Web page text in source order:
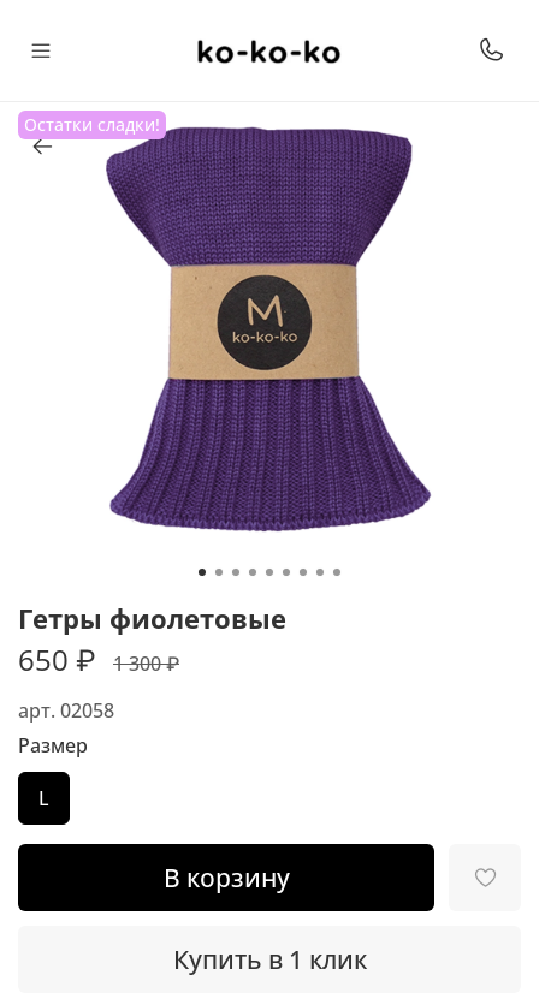
Остатки сладки!
арт. 02058
Гетры фиолетовые
650 ₽ 1 300 ₽
В корзину
Купить в 1 клик
Размер
L